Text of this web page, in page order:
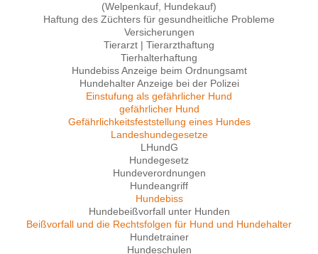
(Welpenkauf, Hundekauf)
Haftung des Züchters für gesundheitliche Probleme
Versicherungen
Tierarzt | Tierarzthaftung
Tierhalterhaftung
Hundebiss Anzeige beim Ordnungsamt
Hundehalter Anzeige bei der Polizei
Einstufung als gefährlicher Hund
gefährlicher Hund
Gefährlichkeitsfeststellung eines Hundes
Landeshundegesetze
LHundG
Hundegesetz
Hundeverordnungen
Hundeangriff
Hundebiss
Hundebeißvorfall unter Hunden
Beißvorfall und die Rechtsfolgen für Hund und Hundehalter
Hundetrainer
Hundeschulen